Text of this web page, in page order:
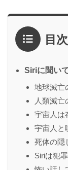
目次
Siriに聞い
地球滅亡
人類滅亡
宇宙人は
宇宙人と
死体の隠
Siriは犯